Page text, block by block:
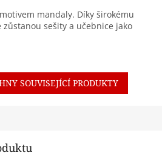
mandaly. Díky širokému
sešity a učebnice jako
SOUVISEJÍCÍ PRODUKTY